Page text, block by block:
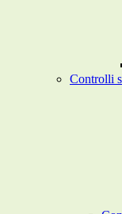
Controlli